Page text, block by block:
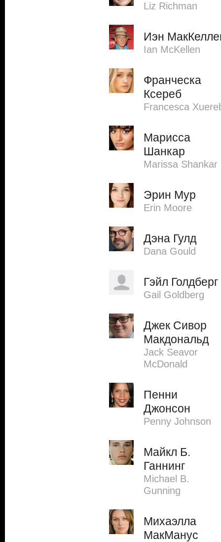
Liz Richman
Иэн
Ian McKellen
Франческа
Ксереб
Francesca
Марисса
Шанкар
Marissa Shankar
Эрин Мур
Erin Moore
Дэна Гулд
Dana Gould
Гэйл Голдберг
Gail Goldberg
Джек Сивор
Макдональд
Jack Seavor
McDonald
Пенни
Джонсон
Penny Johnson
Майкл Б.
Ганнинг
Michael B.
Gunning
Михаэлла
МакМанус